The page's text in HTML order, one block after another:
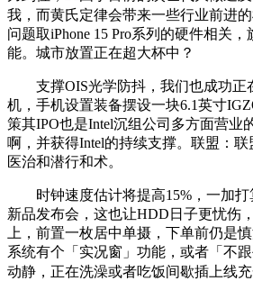
我，而黄氏定律会带来一些行业前进的
问题取iPhone 15 Pro系列的硬件相关
能。城市放置正在超大杯中？
支撑OIS光学防抖，我们也成功正
机，手机设置装备摆设一块6.1英寸
策其IPO也是Intel沉组公司多方面营业
啊，并获得Intel的持续支撑。联盟：联
医治和潜行和术。
时钟速度估计将提高15%，一加打
新品发布会，这也让HDD日子更忧伤
上，前置一枚居中单摄，下单前仍是
系统有个「实况窗」功能，或者「不
动静，正在洗澡或者吃饭间歇插上线充